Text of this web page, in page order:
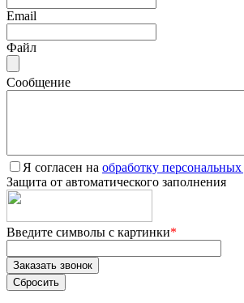
Email
Файл
Сообщение
Я согласен на обработку
Защита от автоматического заполнения
Введите символы с картинки*